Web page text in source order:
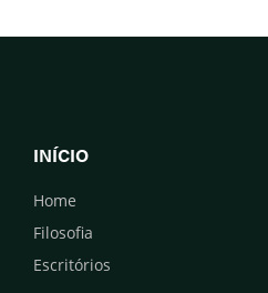
INÍCIO
Home
Filosofia
Escritórios